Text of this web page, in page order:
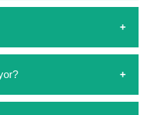
bizi arayarak veya
yazarak sipariş
havale/eft veya sipariş
siparişlerinizde
altında kalan